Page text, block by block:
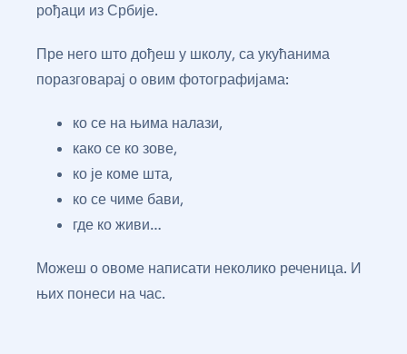
рођаци из Србије.
Пре него што дођеш у школу, са укућанима
поразговарај о овим фотографијама:
ко се на њима налази,
како се ко зове,
ко је коме шта,
ко се чиме бави,
где ко живи…
Можеш о овоме написати неколико реченица. И
њих понеси на час.